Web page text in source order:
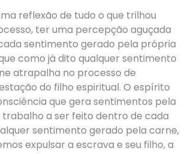
reflexão de tudo o que trilhou
ter uma percepção aguçada
sentimento gerado pela própria
como já dito qualquer sentimento
atrapalha no processo de
do filho espiritual. O espírito
que gera sentimentos pela
trabalho a ser feito dentro de cada
sentimento gerado pela carne,
expulsar a escrava e seu filho, a